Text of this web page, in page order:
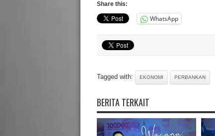
Share this:
WhatsApp
Tagged with: EKONOMI PERBANKAN
BERITA TERKAIT